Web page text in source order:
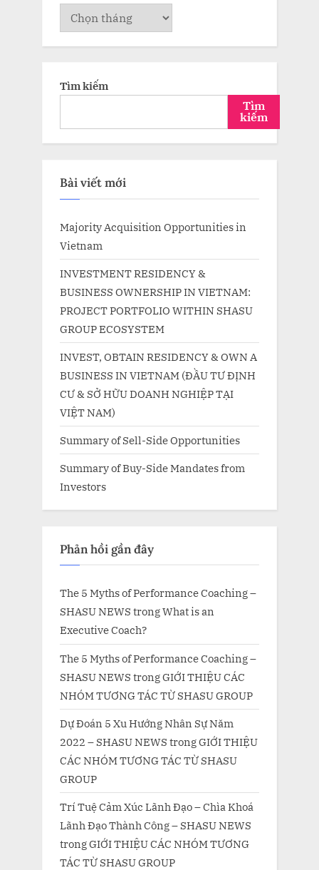
Lưu
trữ
Tìm kiếm
Tìm
kiếm
Bài viết mới
Majority Acquisition Opportunities in
Vietnam
INVESTMENT RESIDENCY &
BUSINESS OWNERSHIP IN VIETNAM:
PROJECT PORTFOLIO WITHIN SHASU
GROUP ECOSYSTEM
INVEST, OBTAIN RESIDENCY & OWN A
BUSINESS IN VIETNAM (ĐẦU TƯ ĐỊNH
CƯ & SỞ HỮU DOANH NGHIỆP TẠI
VIỆT NAM)
Summary of Sell-Side Opportunities
Summary of Buy-Side Mandates from
Investors
Phản hồi gần đây
The 5 Myths of Performance Coaching –
SHASU NEWS trongWhat is an
Executive Coach?
The 5 Myths of Performance Coaching –
SHASU NEWS trongGIỚI THIỆU CÁC
NHÓM TƯƠNG TÁC TỪ SHASU GROUP
Dự Đoán 5 Xu Hướng Nhân Sự Năm
2022 – SHASU NEWS trongGIỚI THIỆU
CÁC NHÓM TƯƠNG TÁC TỪ SHASU
GROUP
Trí Tuệ Cảm Xúc Lãnh Đạo – Chìa Khoá
Lãnh Đạo Thành Công – SHASU NEWS
trongGIỚI THIỆU CÁC NHÓM TƯƠNG
TÁC TỪ SHASU GROUP